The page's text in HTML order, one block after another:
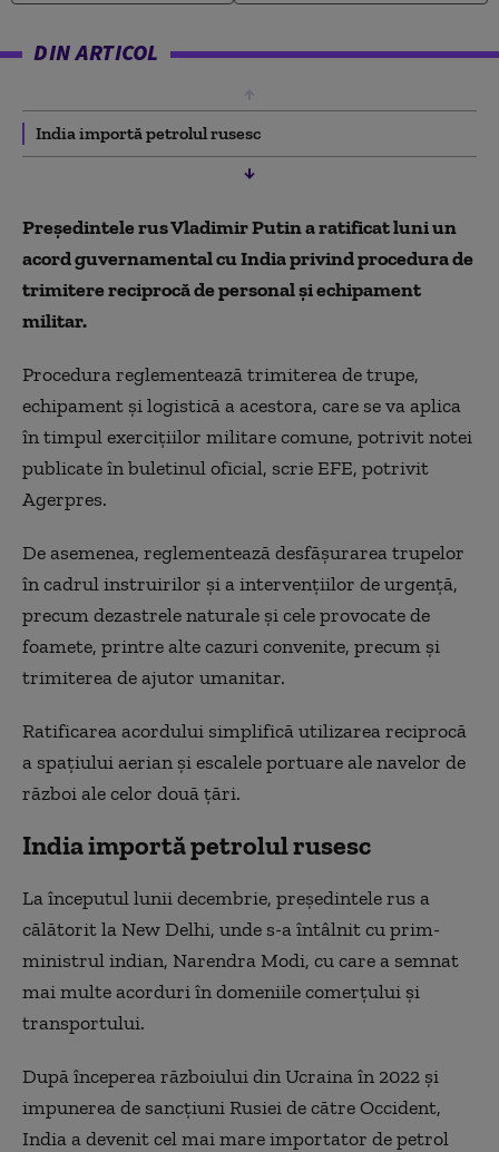
DIN ARTICOL
India importă petrolul rusesc
Preşedintele rus Vladimir Putin a ratificat luni un
acord guvernamental cu India privind procedura de
trimitere reciprocă de personal şi echipament
militar.
Procedura reglementează trimiterea de trupe,
echipament şi logistică a acestora, care se va aplica
în timpul exerciţiilor militare comune, potrivit notei
publicate în buletinul oficial, scrie EFE, potrivit
Agerpres.
De asemenea, reglementează desfăşurarea trupelor
în cadrul instruirilor şi a intervenţiilor de urgenţă,
precum dezastrele naturale şi cele provocate de
foamete, printre alte cazuri convenite, precum şi
trimiterea de ajutor umanitar.
Ratificarea acordului simplifică utilizarea reciprocă
a spaţiului aerian şi escalele portuare ale navelor de
război ale celor două ţări.
India importă petrolul rusesc
La începutul lunii decembrie, preşedintele rus a
călătorit la New Delhi, unde s-a întâlnit cu prim-
ministrul indian, Narendra Modi, cu care a semnat
mai multe acorduri în domeniile comerţului şi
transportului.
După începerea războiului din Ucraina în 2022 şi
impunerea de sancţiuni Rusiei de către Occident,
India a devenit cel mai mare importator de petrol